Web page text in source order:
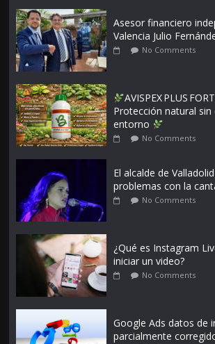
Asesor financiero
Valencia Julio
No Comments
AVISPEX PLUS
Protección natural sin
entorno
No Comments
El alcalde de
problemas con la
No Comments
¿Qué es Instagram
iniciar un video?
No Comments
Google Ads datos de
parcialmente